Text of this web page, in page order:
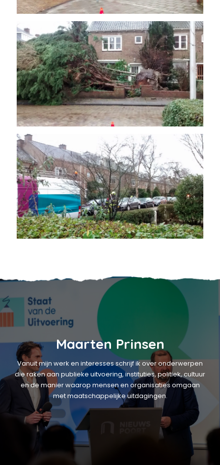
Maarten Prinsen
Vanuit mijn werk en interesses schrijf ik over onderwerpen
die raken aan publieke uitvoering, instituties, politiek, cultuur
en de manier waarop mensen en organisaties omgaan
met maatschappelijke uitdagingen.